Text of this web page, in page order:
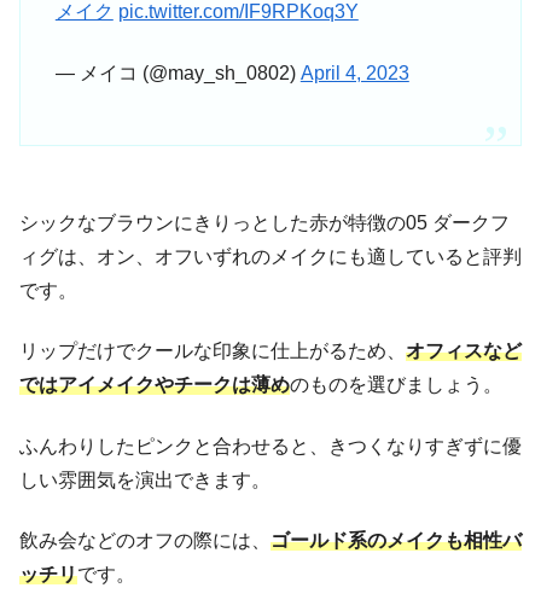
メイク pic.twitter.com/IF9RPKoq3Y
— メイコ (@may_sh_0802) April 4, 2023
シックなブラウンにきりっとした赤が特徴の05 ダークフ
ィグは、オン、オフいずれのメイクにも適していると評判
です。
リップだけでクールな印象に仕上がるため、 オフィスなど
ではアイメイクやチークは薄めのものを選びましょう。
ふんわりしたピンクと合わせると、きつくなりすぎずに優
しい雰囲気を演出できます。
飲み会などのオフの際には、 ゴールド系のメイクも相性バ
ッチリです。